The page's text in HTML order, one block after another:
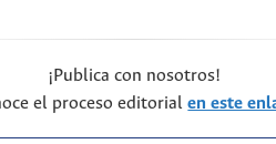
¡Publica con nosotros!
el proceso editorialen este